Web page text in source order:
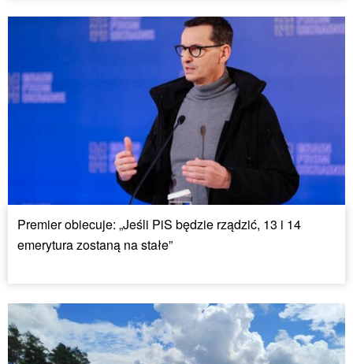
Premier obiecuje: „Jeśli PiS będzie rządzić, 13 i 14
emerytura zostaną na stałe”